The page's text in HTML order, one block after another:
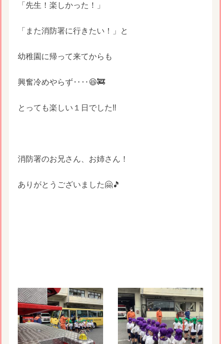
「先生！楽しかった！」
「また消防署に行きたい！」と
幼稚園に帰って来てからも
興奮冷めやらず‥‥😆🚒
とっても楽しい１日でした‼️
消防署のお兄さん、お姉さん！
ありがとうございました🤗🎵